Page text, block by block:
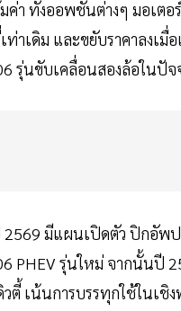
ค่า ทั้งออพชันต่างๆ มอเตอ
ท่าเดิม และขยับราคาลงเมื่
รุ่นขับเคลื่อนสองล้อในปั
มีแผนเปิดตัว ปิกอัพ
PHEV รุ่นใหม่ จากนั้นปี
ตี้ เน้นการบรรทุกใช้ในเชิ